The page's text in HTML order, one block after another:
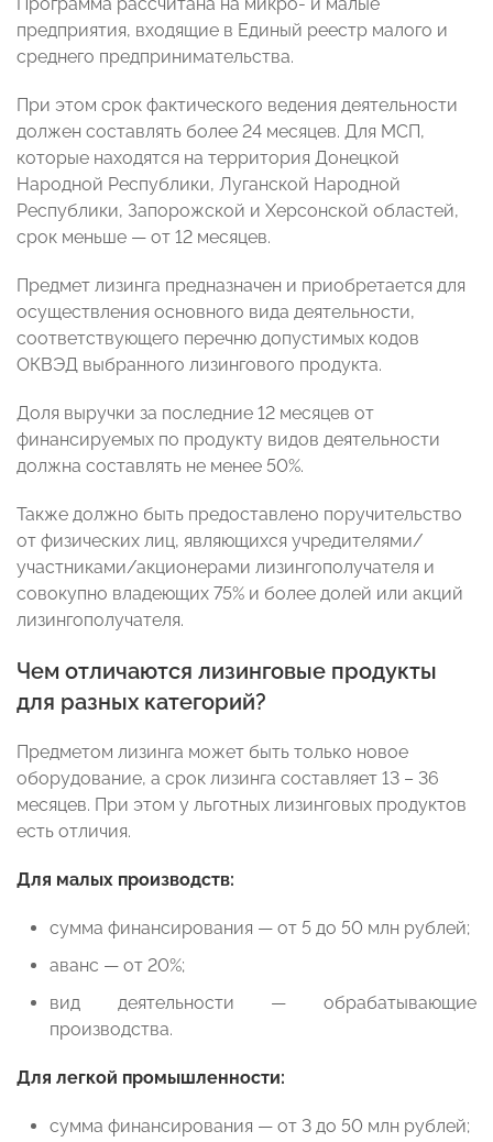
предприятия, входящие в Единый реестр малого и
среднего предпринимательства.
При этом срок фактического ведения деятельности
должен составлять более 24 месяцев. Для МСП,
которые находятся на территория Донецкой
Народной Республики, Луганской Народной
Республики, Запорожской и Херсонской областей,
срок меньше — от 12 месяцев.
Предмет лизинга предназначен и приобретается для
осуществления основного вида деятельности,
соответствующего перечню допустимых кодов
ОКВЭД выбранного лизингового продукта.
Доля выручки за последние 12 месяцев от
финансируемых по продукту видов деятельности
должна составлять не менее 50%.
Также должно быть предоставлено поручительство
от физических лиц, являющихся учредителями/
участниками/акционерами лизингополучателя и
совокупно владеющих 75% и более долей или акций
лизингополучателя.
Чем отличаются лизинговые продукты
для разных категорий?
Предметом лизинга может быть только новое
оборудование, а срок лизинга составляет 13 – 36
месяцев. При этом у льготных лизинговых продуктов
есть отличия.
Для малых производств:
сумма финансирования — от 5 до 50 млн рублей;
аванс — от 20%;
вид деятельности — обрабатывающие
производства.
Для легкой промышленности:
сумма финансирования — от 3 до 50 млн рублей;